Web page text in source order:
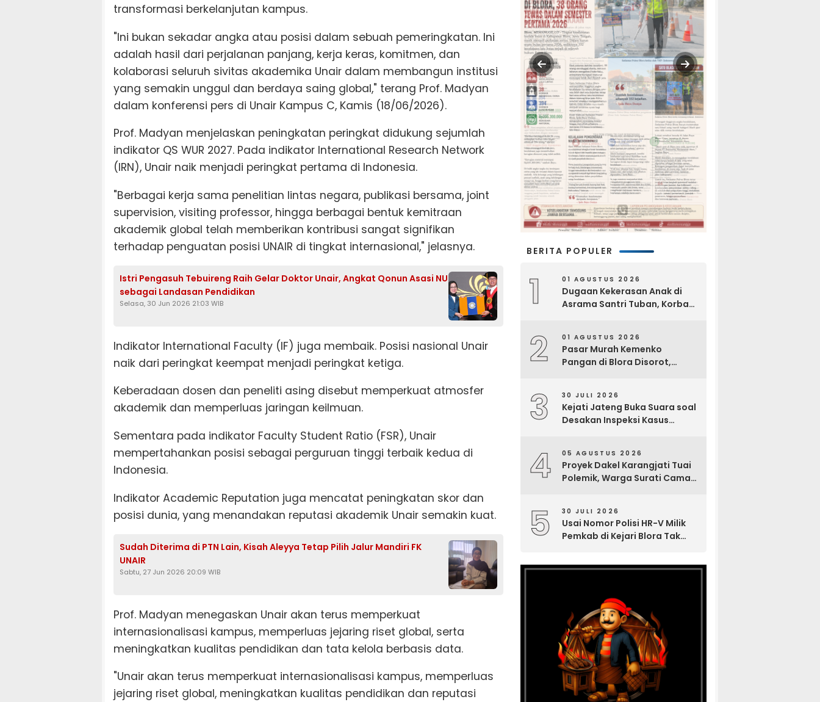
transformasi berkelanjutan kampus.
"Ini bukan sekadar angka atau posisi dalam sebuah pemeringkatan. Ini
adalah hasil dari perjalanan panjang, kerja keras, komitmen, dan
kolaborasi seluruh sivitas akademika Unair dalam membangun institusi
yang semakin unggul dan berdaya saing global," terang Prof. Madyan
dalam konferensi pers di Unair Kampus C, Kamis (18/06/2026).
Prof. Madyan menjelaskan peningkatan peringkat didukung sejumlah
indikator QS WUR 2027. Pada indikator International Research Network
(IRN), Unair naik menjadi peringkat pertama di Indonesia.
"Berbagai kerja sama penelitian lintas negara, publikasi bersama, joint
supervision, visiting professor, hingga berbagai bentuk kemitraan
akademik global telah memberikan kontribusi sangat signifikan
terhadap penguatan posisi UNAIR di tingkat internasional," jelasnya.
Istri Pengasuh Tebuireng Raih Gelar Doktor Unair, Angkat Qonun Asasi NU
sebagai Landasan Pendidikan
Selasa, 30 Jun 2026 21:03 WIB
Indikator International Faculty (IF) juga membaik. Posisi nasional Unair
naik dari peringkat keempat menjadi peringkat ketiga.
Keberadaan dosen dan peneliti asing disebut memperkuat atmosfer
akademik dan memperluas jaringan keilmuan.
Sementara pada indikator Faculty Student Ratio (FSR), Unair
mempertahankan posisi sebagai perguruan tinggi terbaik kedua di
Indonesia.
Indikator Academic Reputation juga mencatat peningkatan skor dan
posisi dunia, yang menandakan reputasi akademik Unair semakin kuat.
Sudah Diterima di PTN Lain, Kisah Aleyya Tetap Pilih Jalur Mandiri FK
UNAIR
Sabtu, 27 Jun 2026 20:09 WIB
Prof. Madyan menegaskan Unair akan terus memperkuat
internasionalisasi kampus, memperluas jejaring riset global, serta
meningkatkan kualitas pendidikan dan tata kelola berbasis data.
"Unair akan terus memperkuat internasionalisasi kampus, memperluas
jejaring riset global, meningkatkan kualitas pendidikan dan reputasi
BERITA POPULER
1 01 AGUSTUS 2026
Dugaan Kekerasan Anak di
Asrama Santri Tuban, Korban
2 01 AGUSTUS 2026
Pasar Murah Kemenko
Pangan di Blora Disorot,
3 30 JULI 2026
Kejati Jateng Buka Suara soal
Desakan Inspeksi Kasus
4 05 AGUSTUS 2026
Proyek Dakel Karangjati Tuai
Polemik, Warga Surati Camat
5 30 JULI 2026
Usai Nomor Polisi HR-V Milik
Pemkab di Kejari Blora Tak
Negara Harus Terbuka ke